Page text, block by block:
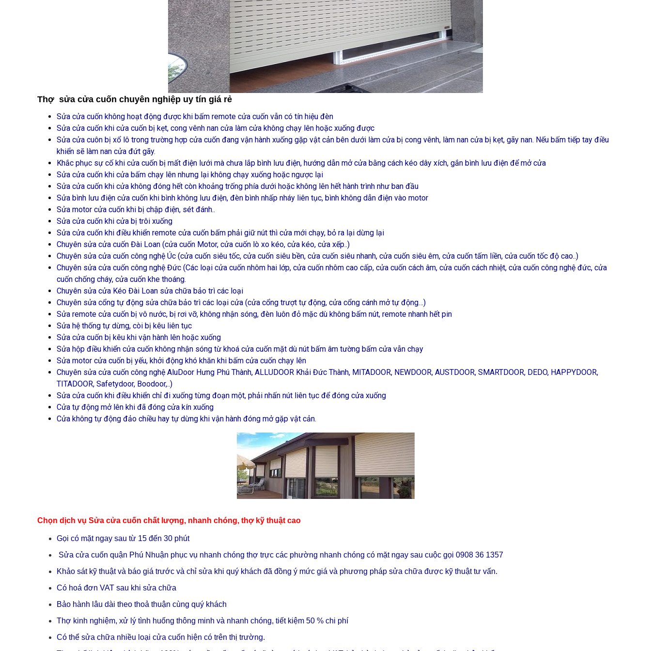
Thợ sửa cửa cuốn chuyên nghiệp uy tín giá rẻ
Sửa cửa cuốn không hoạt động được khi bấm remote cửa cuốn vẫn có tín hiệu đèn
Sửa cửa cuốn khi cửa cuốn bị kẹt, cong vênh nan cửa làm cửa không chạy lên hoặc xuống được
Sửa cửa cuôn bị xổ lô trong trường hợp cửa cuốn đang vận hành xuống gặp vật cản bên dưới làm cửa bị cong vênh, làm nan cửa bị kẹt, gãy nan. Nếu bấm tiếp tay điều
khiển sẽ làm nan cửa đứt gãy.
Khắc phục sự cố khi cửa cuốn bị mất điện lưới mà chưa lắp bình lưu điện, hướng dẫn mở cửa bằng cách kéo dây xích, gắn bình lưu điện để mở cửa
Sửa cửa cuốn khi cửa bấm chạy lên nhưng lại không chạy xuống hoặc ngược lại
Sửa cửa cuốn khi cửa không đóng hết còn khoảng trống phía dưới hoặc không lên hết hành trình như ban đầu
Sửa bình lưu điện cửa cuốn khi bình không lưu điện, đèn bình nhấp nháy liên tục, bình không dẫn điện vào motor
Sửa motor cửa cuốn khi bị chập điện, sét đánh..
Sửa cửa cuốn khi cửa bị trôi xuống
Sửa cửa cuốn khi điều khiển remote cửa cuốn bấm phải giữ nút thì cửa mới chạy, bỏ ra lại dừng lại
Chuyên sửa cửa cuốn Đài Loan (cửa cuốn Motor, cửa cuốn lò xo kéo, cửa kéo, cửa xếp..)
Chuyên sửa cửa cuốn công nghệ Úc (cửa cuốn siêu tốc, cửa cuốn siêu bền, cửa cuốn siêu nhanh, cửa cuốn siêu êm, cửa cuốn tấm liền, cửa cuốn tốc độ cao..)
Chuyên sửa cửa cuốn công nghệ Đức (Các loại cửa cuốn nhôm hai lớp, cửa cuốn nhôm cao cấp, cửa cuốn cách âm, cửa cuốn cách nhiệt, cửa cuốn công nghệ đức, cửa
cuốn chống cháy, cửa cuốn khe thoáng.
Chuyên sửa cửa Kéo Đài Loan sửa chữa bảo trì các loại
Chuyên sửa cổng tự động sửa chữa bảo trì các loại cửa (cửa cổng trượt tự động, cửa cổng cánh mở tự động…)
Sửa remote cửa cuốn bị vô nước, bị rơi vỡ, không nhận sóng, đèn luôn đỏ mặc dù không bấm nút, remote nhanh hết pin
Sửa hệ thống tự dừng, còi bị kêu liên tục
Sửa cửa cuốn bị kêu khi vận hành lên hoặc xuống
Sửa hộp điều khiển cửa cuốn không nhận sóng từ khoá cửa cuốn mặt dù nút bấm âm tường bấm cửa vẫn chạy
Sửa motor cửa cuốn bị yếu, khởi động khó khăn khi bấm cửa cuốn chạy lên
Chuyên sửa cửa cuốn công nghệ AluDoor Hưng Phú Thành, ALLUDOOR Khải Đức Thành, MITADOOR, NEWDOOR, AUSTDOOR, SMARTDOOR, DEDO, HAPPYDOOR,
TITADOOR, Safetydoor, Boodoor,..)
Sửa cửa cuốn khi điều khiển chỉ đi xuống từng đoạn một, phải nhấn nút liên tục để đóng cửa xuống
Cửa tự động mở lên khi đã đóng cửa kín xuống
Cửa không tự động đảo chiều hay tự dừng khi vận hành đóng mở gặp vật cản.
Chọn dịch vụ Sửa cửa cuốn chất lượng, nhanh chóng, thợ kỹ thuật cao
Gọi có mặt ngay sau từ 15 đến 30 phút
Sửa cửa cuốn quận Phú Nhuận phục vụ nhanh chóng thợ trực các phường nhanh chóng có mặt ngay sau cuộc gọi 0908 36 1357
Khảo sát kỹ thuật và báo giá trước và chỉ sửa khi quý khách đã đồng ý mức giá và phương pháp sửa chữa được kỹ thuật tư vấn.
Có hoá đơn VAT sau khi sửa chữa
Bảo hành lâu dài theo thoả thuận cùng quý khách
Thợ kinh nghiệm, xử lý tình huống thông minh và nhanh chóng, tiết kiệm 50 % chi phí
Có thể sửa chữa nhiều loại cửa cuốn hiện có trên thị trường.